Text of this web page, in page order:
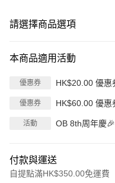
請選擇商品選項
本商品適用活動
優惠券 HK$20.00 優惠
優惠券 HK$60.00 優惠
活動 OB 8th周年慶
付款與運送
自提點滿HK$350.00免運費